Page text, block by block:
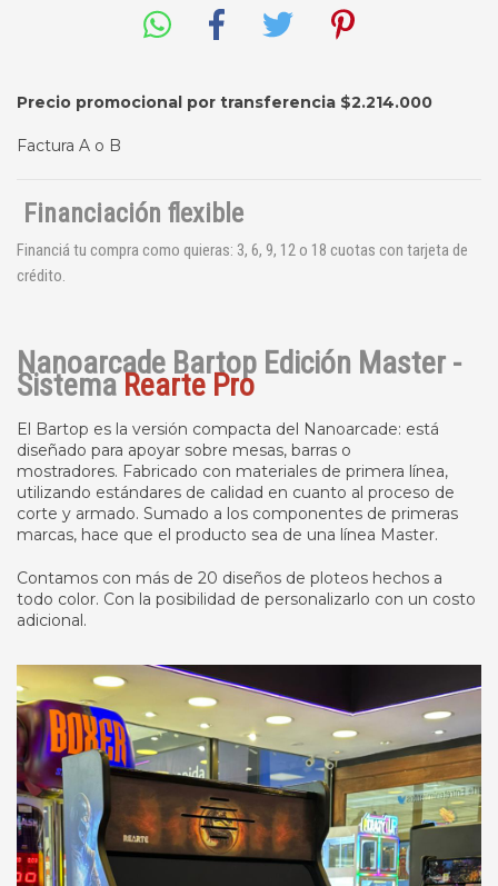
Precio promocional por transferencia $2.214.000
Factura A o B
Financiación flexible
Financiá tu compra como quieras: 3, 6, 9, 12 o 18 cuotas con tarjeta de
crédito.
Nanoarcade Bartop Edición Master -
SistemaRearte Pro
El Bartop es la versión compacta del Nanoarcade: está
diseñado para apoyar sobre mesas, barras o
mostradores. Fabricado con materiales de primera línea,
utilizando estándares de calidad en cuanto al proceso de
corte y armado. Sumado a los componentes de primeras
marcas, hace que el producto sea de una línea Master.
Contamos con más de 20 diseños de ploteos hechos a
todo color. Con la posibilidad de personalizarlo con un costo
adicional.